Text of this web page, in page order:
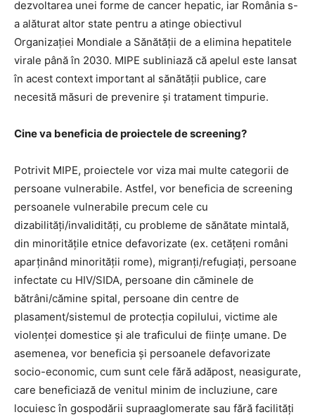
dezvoltarea unei forme de cancer hepatic, iar România s-
a alăturat altor state pentru a atinge obiectivul
Organizației Mondiale a Sănătății de a elimina hepatitele
virale până în 2030. MIPE subliniază că apelul este lansat
în acest context important al sănătății publice, care
necesită măsuri de prevenire și tratament timpurie.
Cine va beneficia de proiectele de screening?
Potrivit MIPE, proiectele vor viza mai multe categorii de
persoane vulnerabile. Astfel, vor beneficia de screening
persoanele vulnerabile precum cele cu
dizabilități/invalidități, cu probleme de sănătate mintală,
din minoritățile etnice defavorizate (ex. cetățeni români
aparținând minorității rome), migranți/refugiați, persoane
infectate cu HIV/SIDA, persoane din căminele de
bătrâni/cămine spital, persoane din centre de
plasament/sistemul de protecția copilului, victime ale
violenței domestice și ale traficului de ființe umane. De
asemenea, vor beneficia și persoanele defavorizate
socio-economic, cum sunt cele fără adăpost, neasigurate,
care beneficiază de venitul minim de incluziune, care
locuiesc în gospodării supraaglomerate sau fără facilități